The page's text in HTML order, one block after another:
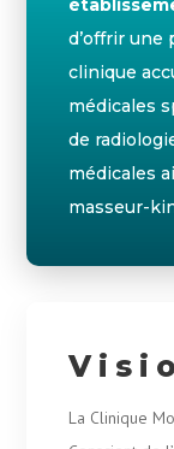
d’offrir une
clinique
médicales
de
médicales
masseur-
La Clinique